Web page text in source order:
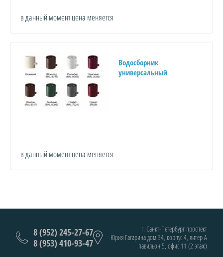
в данный момент цена меняется
Водосборник
универсальный
в данный момент цена меняется
г. Санкт-Петербург проспект
Юрия Гагарина дом 34, корпус 4, литер А
павильон 5, офис 11 (2 этаж)
8 (952) 245-27-67
8 (953) 410-93-47